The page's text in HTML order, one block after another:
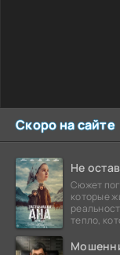
Скоро на сайте
Не
Сюжет
которые
тепло,